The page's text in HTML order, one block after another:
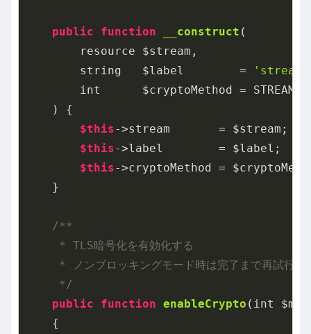
public function __construct (
        resource $stream,
        string   $label        =
'stream'
int      $cryptoMethod =
    )
{
$this->stream       = $stream;
$this->label        = $label;
$this->cryptoMethod =
    }
/**
     * TLS暗号化を有効化する
* ノンブロッキングモード時は完了まで再試行す
     */
public
function enableCrypto (int
{